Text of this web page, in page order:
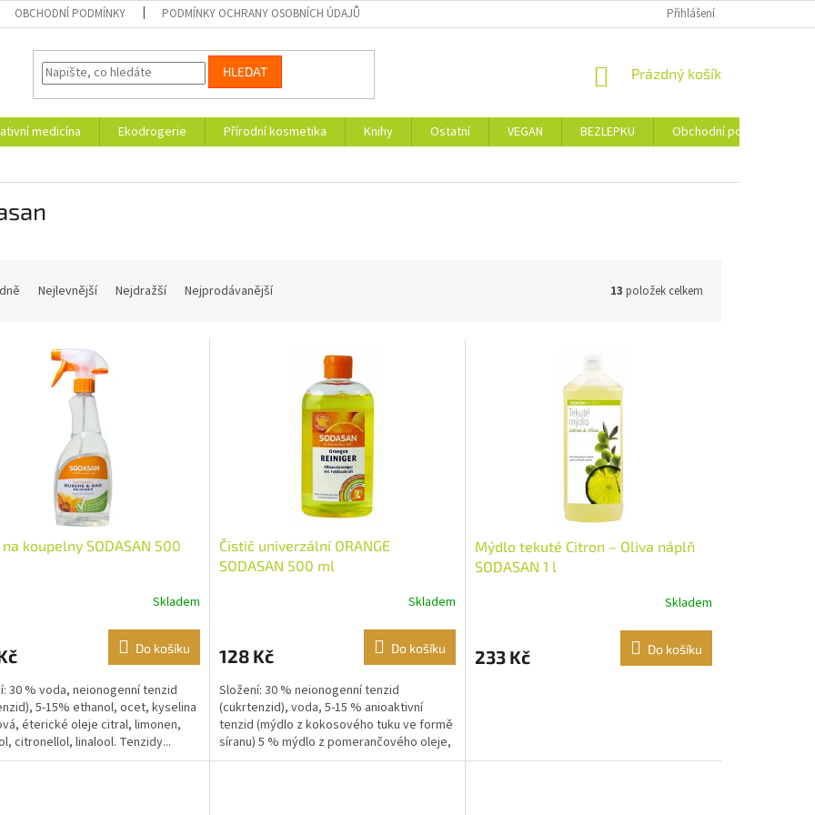
OBCHODNÍ PODMÍNKY PODMÍNKY OCHRANY OSOBNÍCH ÚDAJŮ Přihlášení
HLEDAT
NÁKUPNÍ
Prázdný košík
medicína Ekodrogerie Přírodní kosmetika Knihy Ostatní VEGAN BEZLEPKU
Obchodní podmínky
Nejlevnější Nejdražší Nejprodávanější 13 položek celkem
koupelny SODASAN 500
Skladem
Do košíku
30 % voda, neionogenní tenzid
5-15% ethanol, ocet, kyselina
éterické oleje citral, limonen,
citronellol, linalool. Tenzidy...
Čistič univerzální ORANGE
SODASAN 500 ml
Skladem
128 Kč Do košíku
Složení: 30 % neionogenní tenzid
(cukrtenzid), voda, 5-15 % anioaktivní
tenzid (mýdlo z kokosového tuku ve formě
síranu) 5 % mýdlo z pomerančového oleje,
ethanol, citrát,...
Mýdlo tekuté Citron – Oliva náplň
SODASAN 1 l
Skladem
233 Kč Do košíku